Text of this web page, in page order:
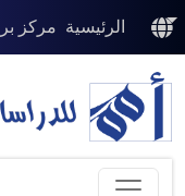
الرئيسية مركز